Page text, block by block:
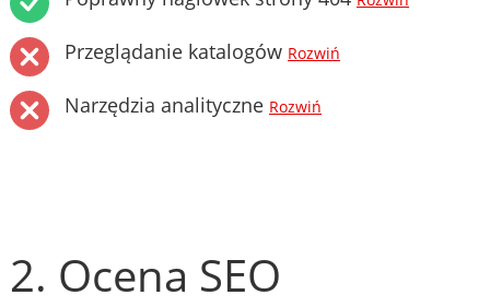
Przeglądanie katalogów Rozwiń
Narzędzia analityczne Rozwiń
2. Ocena SEO